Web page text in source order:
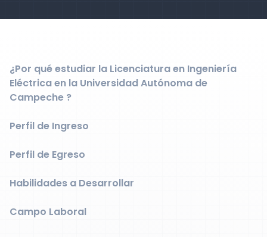
¿Por qué estudiar la Licenciatura en Ingeniería
Eléctrica en la Universidad Autónoma de
Campeche ?
Perfil de Ingreso
Perfil de Egreso
Habilidades a Desarrollar
Campo Laboral